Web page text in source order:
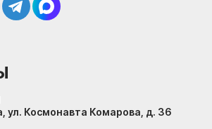
ул. Космонавта Комарова, д. 36